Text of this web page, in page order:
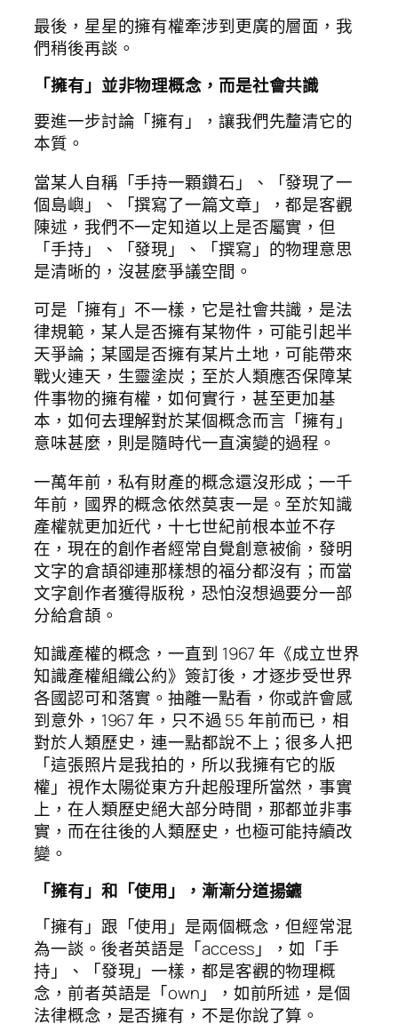
最後，星星的擁有權牽涉到更廣的層面，我
們稍後再談。
「擁有」並非物理概念，而是社會共識
要進一步討論「擁有」，讓我們先釐清它的
本質。
當某人自稱「手持一顆鑽石」、「發現了一
個島嶼」、「撰寫了一篇文章」，都是客觀
陳述，我們不一定知道以上是否屬實，但
「手持」、「發現」、「撰寫」的物理意思
是清晰的，沒甚麼爭議空間。
可是「擁有」不一樣，它是社會共識，是法
律規範，某人是否擁有某物件，可能引起半
天爭論；某國是否擁有某片土地，可能帶來
戰火連天，生靈塗炭；至於人類應否保障某
件事物的擁有權，如何實行，甚至更加基
本，如何去理解對於某個概念而言「擁有」
意味甚麼，則是隨時代一直演變的過程。
一萬年前，私有財產的概念還沒形成；一千
年前，國界的概念依然莫衷一是。至於知識
產權就更加近代，十七世紀前根本並不存
在，現在的創作者經常自覺創意被偷，發明
文字的倉頡卻連那樣想的福分都沒有；而當
文字創作者獲得版稅，恐怕沒想過要分一部
分給倉頡。
知識產權的概念，一直到 1967 年《成立世界
知識產權組織公約》簽訂後，才逐步受世界
各國認可和落實。抽離一點看，你或許會感
到意外，1967 年，只不過 55 年前而已，相
對於人類歷史，連一點都說不上；很多人把
「這張照片是我拍的，所以我擁有它的版
權」視作太陽從東方升起般理所當然，事實
上，在人類歷史絕大部分時間，那都並非事
實，而在往後的人類歷史，也極可能持續改
變。
「擁有」和「使用」，漸漸分道揚鑣
「擁有」跟「使用」是兩個概念，但經常混
為一談。後者英語是「access」，如「手
持」、「發現」一樣，都是客觀的物理概
念，前者英語是「own」，如前所述，是個
法律概念，是否擁有，不是你說了算。